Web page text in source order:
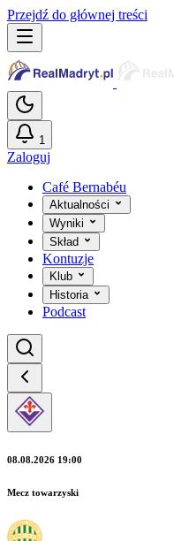
Przejdź do głównej treści
1
Zaloguj
Café Bernabéu
Aktualności
Wyniki
Skład
Kontuzje
Klub
Historia
Podcast
08.08.2026 19:00
Mecz towarzyski